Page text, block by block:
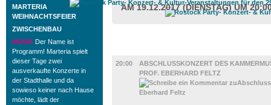
MARTERIA
WEIHNACHTSFEIER
ZWISCHENBAU
MUSIK Der Name ist
Programm! Marteria spielt
dieser Tage zwei
ausverkaufte Konzerte in
der Stadthalle und da
sowieso keiner nach Hause
möchte, lädt der
AM 19.12.2017 (DIENSTAG) UM
20:00
ABSCHLUSSKONZERT DES
PROF. EBERHARD FELTZ